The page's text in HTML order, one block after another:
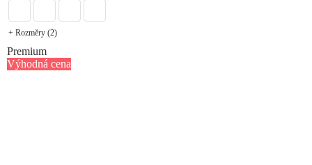
+ Rozměry (2)
Premium
Výhodná cena